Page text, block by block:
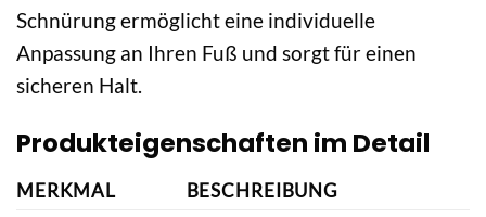
Schnürung ermöglicht eine individuelle
Anpassung an Ihren Fuß und sorgt für einen
sicheren Halt.
Produkteigenschaften im Detail
MERKMAL BESCHREIBUNG